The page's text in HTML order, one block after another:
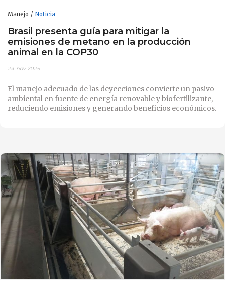
Manejo Noticia
Brasil presenta guía para mitigar la
emisiones de metano en la producción
animal en la COP30
24-nov-2025
El manejo adecuado de las deyecciones convierte un pasivo
ambiental en fuente de energía renovable y biofertilizante,
reduciendo emisiones y generando beneficios económicos.